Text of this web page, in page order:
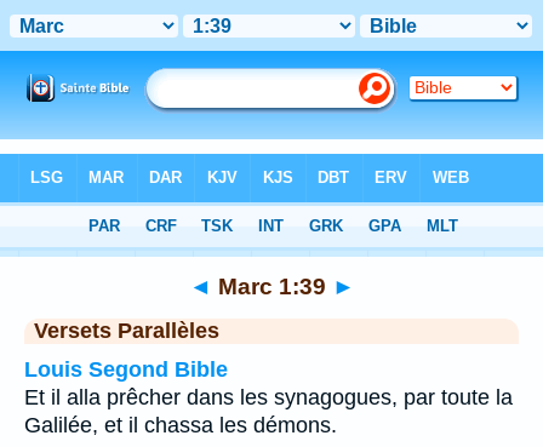
Chapitre 1> Verset 39
◄ Marc 1:39 ►
Versets Parallèles
Louis Segond Bible
Et il alla prêcher dans les synagogues, par toute la
Galilée, et il chassa les démons.